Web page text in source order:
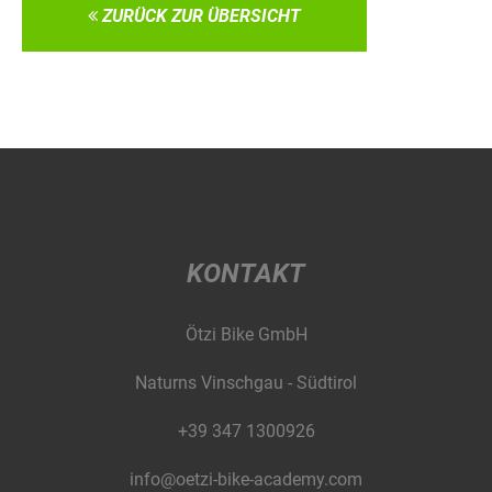
ZURÜCK ZUR ÜBERSICHT
KONTAKT
Ötzi Bike GmbH
Naturns Vinschgau - Südtirol
+39 347 1300926
info@oetzi-bike-academy.com